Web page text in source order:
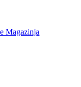
Magazinja